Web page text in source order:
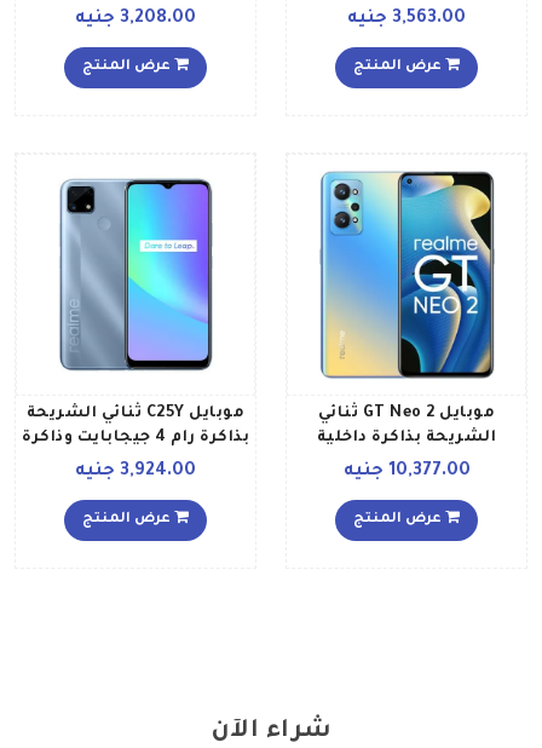
داخلية 64 جيجابايت يدعم
إصدار عالمي
3,563.00 جنيه
عرض المنتج
3,208.00 جنيه
عرض المنتج
موبايل GT Neo 2 ثنائي
الشريحة بذاكرة داخلية
بسعة 256 جيجابايت وذاكرة
بتقنية 5G ولون أزرق نيو مع
هدية ساعة ريلمي 2
10,377.00 جنيه
عرض المنتج
موبايل C25Y ثنائي الشريحة
بذاكرة رام 4 جيجابايت وذاكرة
داخلية 64 جيجابايت ويدعم
جلاشير إصدار الشرق
3,924.00 جنيه
عرض المنتج
شراء الآن